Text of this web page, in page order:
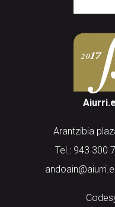
Arantzibia
Tel.: 943 300